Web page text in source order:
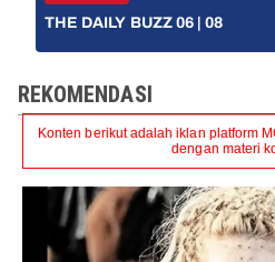
THE DAILY BUZZ 06 | 08